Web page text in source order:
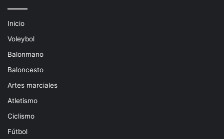
Inicio
Voleybol
Balonmano
Baloncesto
Artes marciales
Atletismo
Ciclismo
Fútbol